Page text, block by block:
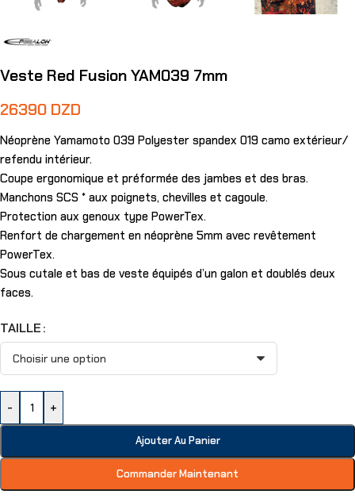
Veste Red Fusion YAM039 7mm
26390 DZD
Néoprène Yamamoto 039 Polyester spandex 019 camo extérieur/
refendu intérieur.
Coupe ergonomique et préformée des jambes et des bras.
Manchons SCS * aux poignets, chevilles et cagoule.
Protection aux genoux type PowerTex.
Renfort de chargement en néoprène 5mm avec revêtement
PowerTex.
Sous cutale et bas de veste équipés d’un galon et doublés deux
faces.
TAILLE
- +
Ajouter Au Panier
Commander Maintenant